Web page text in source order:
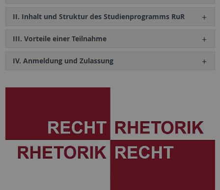
II. Inhalt und Struktur des Studienprogramms RuR
III. Vorteile einer Teilnahme
IV. Anmeldung und Zulassung